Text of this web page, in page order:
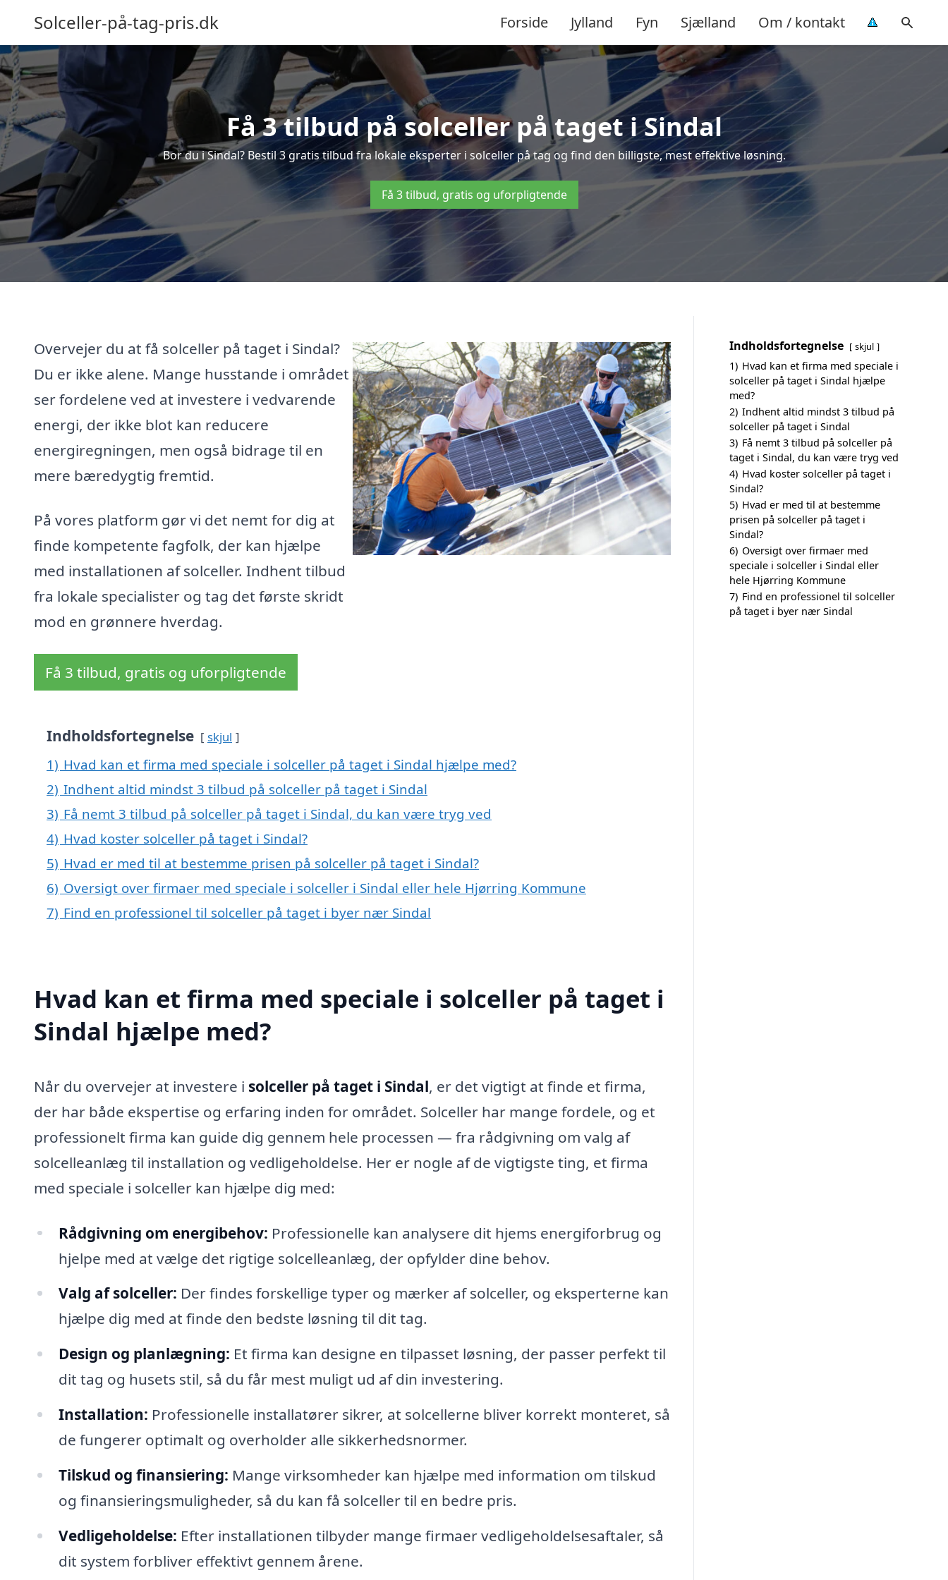
Solceller-på-tag-pris.dk Forside Jylland Fyn Sjælland Om / kontakt
Få 3 tilbud på solceller på taget i Sindal
Bor du i Sindal? Bestil 3 gratis tilbud fra lokale eksperter i solceller på tag og find den billigste, mest effektive løsning.
Få 3 tilbud, gratis og uforpligtende
Overvejer du at få solceller på taget i Sindal?
Du er ikke alene. Mange husstande i området
ser fordelene ved at investere i vedvarende
energi, der ikke blot kan reducere
energiregningen, men også bidrage til en
mere bæredygtig fremtid.
På vores platform gør vi det nemt for dig at
finde kompetente fagfolk, der kan hjælpe
med installationen af solceller. Indhent tilbud
fra lokale specialister og tag det første skridt
mod en grønnere hverdag.
Få 3 tilbud, gratis og uforpligtende
Indholdsfortegnelse skjul
1) Hvad kan et firma med speciale i solceller på taget i Sindal hjælpe med?
2) Indhent altid mindst 3 tilbud på solceller på taget i Sindal
3) Få nemt 3 tilbud på solceller på taget i Sindal, du kan være tryg ved
4) Hvad koster solceller på taget i Sindal?
5) Hvad er med til at bestemme prisen på solceller på taget i Sindal?
6) Oversigt over firmaer med speciale i solceller i Sindal eller hele Hjørring Kommune
7) Find en professionel til solceller på taget i byer nær Sindal
Hvad kan et firma med speciale i solceller på taget i
Sindal hjælpe med?
Når du overvejer at investere i solceller på taget i Sindal, er det vigtigt at finde et firma,
der har både ekspertise og erfaring inden for området. Solceller har mange fordele, og et
professionelt firma kan guide dig gennem hele processen — fra rådgivning om valg af
solcelleanlæg til installation og vedligeholdelse. Her er nogle af de vigtigste ting, et firma
med speciale i solceller kan hjælpe dig med:
Rådgivning om energibehov: Professionelle kan analysere dit hjems energiforbrug og
hjelpe med at vælge det rigtige solcelleanlæg, der opfylder dine behov.
Valg af solceller: Der findes forskellige typer og mærker af solceller, og eksperterne kan
hjælpe dig med at finde den bedste løsning til dit tag.
Design og planlægning: Et firma kan designe en tilpasset løsning, der passer perfekt til
dit tag og husets stil, så du får mest muligt ud af din investering.
Installation: Professionelle installatører sikrer, at solcellerne bliver korrekt monteret, så
de fungerer optimalt og overholder alle sikkerhedsnormer.
Tilskud og finansiering: Mange virksomheder kan hjælpe med information om tilskud
og finansieringsmuligheder, så du kan få solceller til en bedre pris.
Vedligeholdelse: Efter installationen tilbyder mange firmaer vedligeholdelsesaftaler, så
dit system forbliver effektivt gennem årene.
Indholdsfortegnelse skjul
1) Hvad kan et firma med speciale i
solceller på taget i Sindal hjælpe
med?
2) Indhent altid mindst 3 tilbud på
solceller på taget i Sindal
3) Få nemt 3 tilbud på solceller på
taget i Sindal, du kan være tryg ved
4) Hvad koster solceller på taget i
Sindal?
5) Hvad er med til at bestemme
prisen på solceller på taget i
Sindal?
6) Oversigt over firmaer med
speciale i solceller i Sindal eller
hele Hjørring Kommune
7) Find en professionel til solceller
på taget i byer nær Sindal